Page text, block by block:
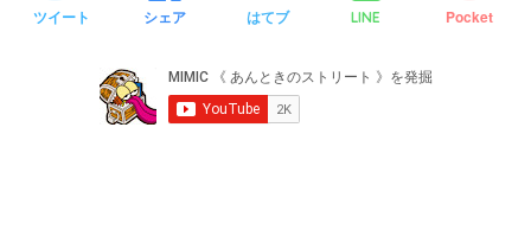
ツイート シェア はてブ LINE Pocket